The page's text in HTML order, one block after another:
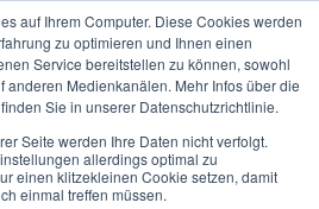
auf Ihrem Computer. Diese Cookies werden
zu optimieren und Ihnen einen
Service bereitstellen zu können, sowohl
anderen Medienkanälen. Mehr Infos über die
Sie in unserer Datenschutzrichtlinie.
Seite werden Ihre Daten nicht verfolgt.
allerdings optimal zu
einen klitzekleinen Cookie setzen, damit
einmal treffen müssen.